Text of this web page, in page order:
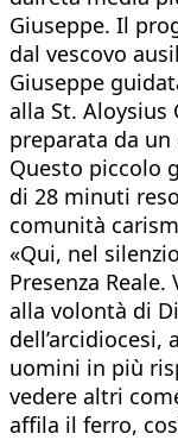
Giuseppe. Il
dal vescovo
Giuseppe
alla St. Aloysius
preparata da
Questo piccolo
di 28 minuti
comunità
«Qui, nel
Presenza
alla volontà di
dell’arcidiocesi,
uomini in più
vedere altri
affila il ferro,